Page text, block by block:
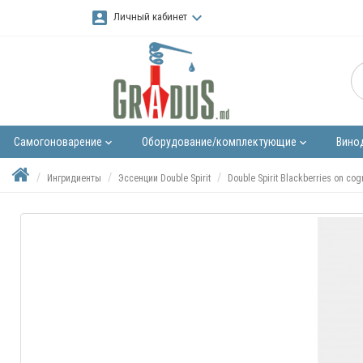
account_box Личный кабинетkeyboard_arrow_down
Самогоноварение keyboard_arrow_down Оборудование/комплектующие keyboard_arrow_down
Ингридиенты Эссенции Double Spirit Double Spirit Blackberries on